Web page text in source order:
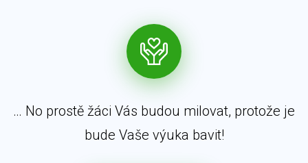
… No prostě žáci Vás budou milovat, protože je
bude Vaše výuka bavit!